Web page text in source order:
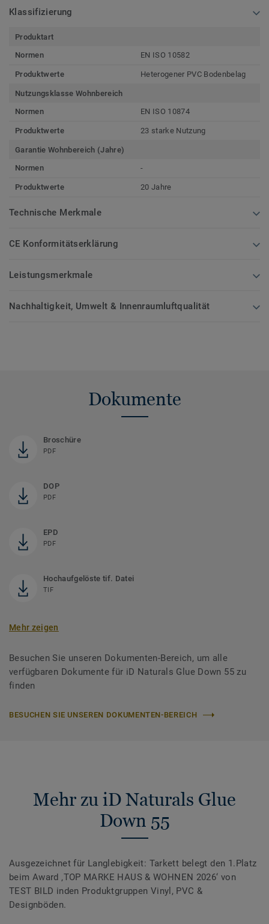
Klassifizierung
Produktart
Normen
EN ISO 10582
Produktwerte Heterogener PVC Bodenbelag
Nutzungsklasse Wohnbereich
Normen
EN ISO 10874
Produktwerte 23 starke Nutzung
Garantie Wohnbereich (Jahre)
Normen
-
Produktwerte 20 Jahre
Technische Merkmale
CE Konformitätserklärung
Leistungsmerkmale
Nachhaltigkeit, Umwelt & Innenraumluftqualität
Dokumente
Broschüre
PDF
DOP
PDF
EPD
PDF
Hochaufgelöste tif. Datei
TIF
Mehr zeigen
Besuchen Sie unseren Dokumenten-Bereich, um alle
verfügbaren Dokumente für iD Naturals Glue Down 55 zu
finden
BESUCHEN SIE UNSEREN DOKUMENTEN-BEREICH
Mehr zu iD Naturals Glue
Down 55
Ausgezeichnet für Langlebigkeit: Tarkett belegt den 1.Platz
beim Award ‚TOP MARKE HAUS & WOHNEN 2026‘ von
TEST BILD inden Produktgruppen Vinyl, PVC &
Designböden.